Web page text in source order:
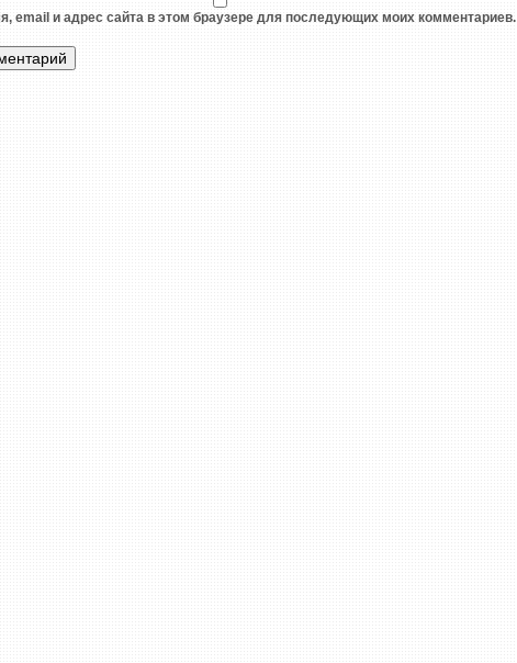
email и адрес сайта в этом браузере для последующих моих комментариев.